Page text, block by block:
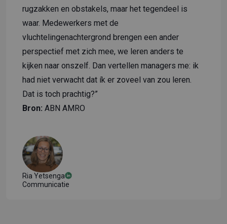
rugzakken en obstakels, maar het tegendeel is
waar. Medewerkers met de
vluchtelingenachtergrond brengen een ander
perspectief met zich mee, we leren anders te
kijken naar onszelf. Dan vertellen managers me: ik
had niet verwacht dat ík er zoveel van zou leren.
Dat is toch prachtig?”
Bron: ABN AMRO
Ria Yetsenga
Communicatie